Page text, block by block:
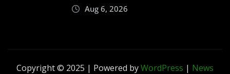
Aug 6, 2026
Copyright © 2025 | Powered byWordPress | News